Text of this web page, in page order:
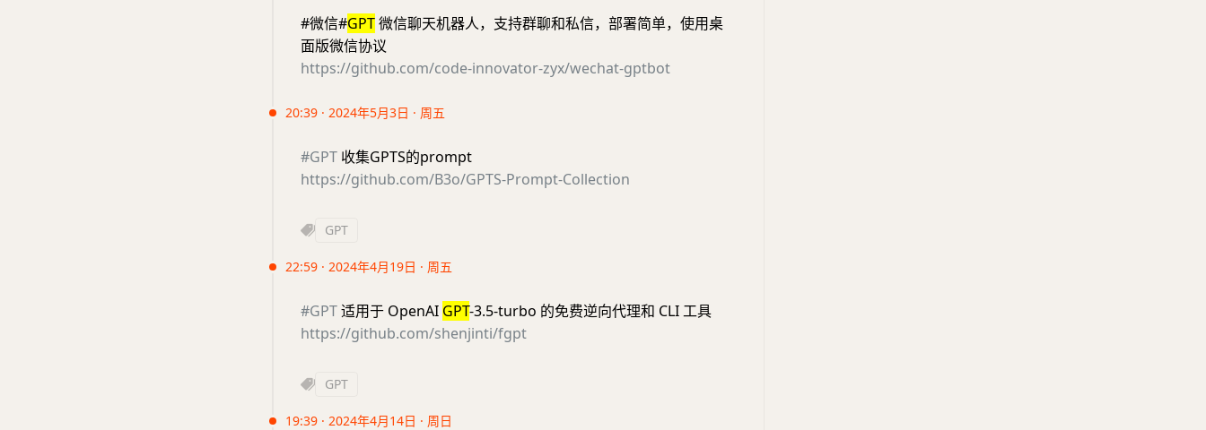
#微信#GPT微信聊天机器人，支持群聊和私信，部署简单，使用桌
面版微信协议
https://github.com/code-innovator-zyx/wechat-gptbot
20:39 · 2024年5月3日 · 周五
#GPT 收集GPTS的prompt
https://github.com/B3o/GPTS-Prompt-Collection
GPT
22:59 · 2024年4月19日 · 周五
#GPT适用于 OpenAI GPT-3.5-turbo 的免费逆向代理和 CLI 工具
https://github.com/shenjinti/fgpt
GPT
19:39 · 2024年4月14日 · 周日